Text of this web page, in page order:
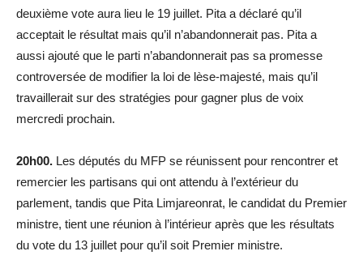
deuxième vote aura lieu le 19 juillet. Pita a déclaré qu’il
acceptait le résultat mais qu’il n’abandonnerait pas. Pita a
aussi ajouté que le parti n’abandonnerait pas sa promesse
controversée de modifier la loi de lèse-majesté, mais qu’il
travaillerait sur des stratégies pour gagner plus de voix
mercredi prochain.
20h00. Les députés du MFP se réunissent pour rencontrer et
remercier les partisans qui ont attendu à l’extérieur du
parlement, tandis que Pita Limjareonrat, le candidat du Premier
ministre, tient une réunion à l’intérieur après que les résultats
du vote du 13 juillet pour qu’il soit Premier ministre.